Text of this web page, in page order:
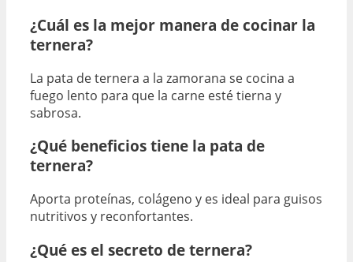
¿Cuál es la mejor manera de cocinar la
ternera?
La pata de ternera a la zamorana se cocina a
fuego lento para que la carne esté tierna y
sabrosa.
¿Qué beneficios tiene la pata de
ternera?
Aporta proteínas, colágeno y es ideal para guisos
nutritivos y reconfortantes.
¿Qué es el secreto de ternera?